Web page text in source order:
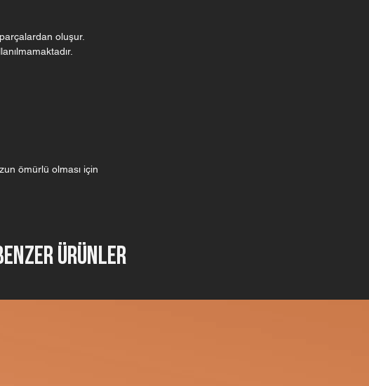
oluşur.
ömürlü olması için
Ürünler